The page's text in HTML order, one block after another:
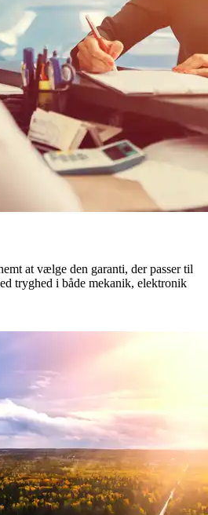
at vælge den garanti, der passer til
tryghed i både mekanik, elektronik